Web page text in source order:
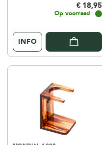
€ 18,95
Op voorraad
INFO